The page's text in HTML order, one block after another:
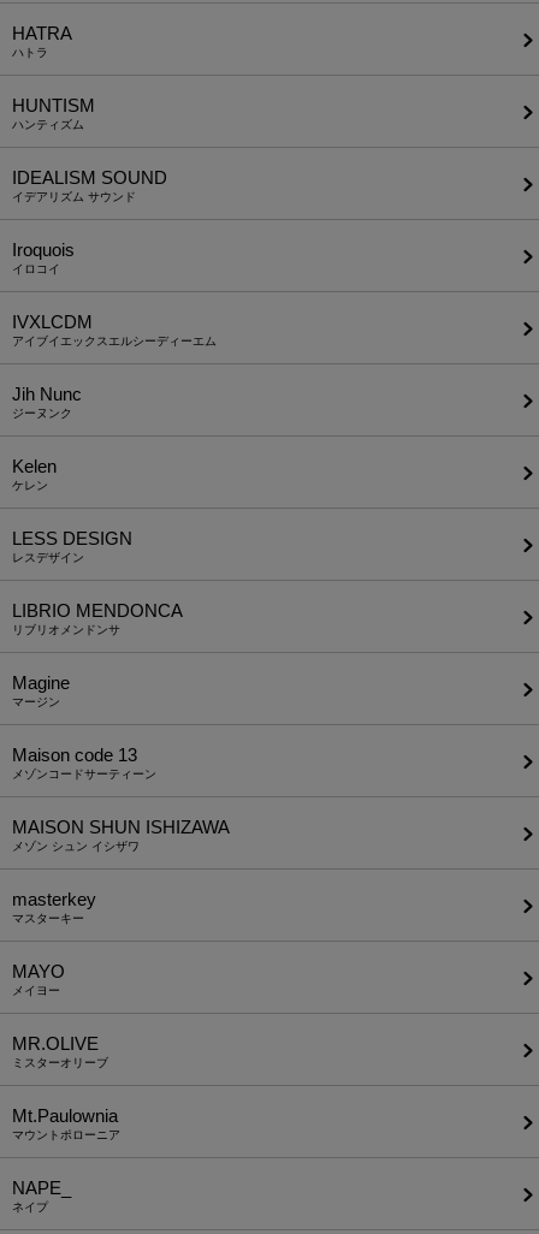
HATRA
ハトラ
HUNTISM
ハンティズム
IDEALISM SOUND
イデアリズム サウンド
Iroquois
イロコイ
IVXLCDM
アイブイエックスエルシーディーエム
Jih Nunc
ジーヌンク
Kelen
ケレン
LESS DESIGN
レスデザイン
LIBRIO MENDONCA
リブリオメンドンサ
Magine
マージン
Maison code 13
メゾンコードサーティーン
MAISON SHUN ISHIZAWA
メゾン シュン イシザワ
masterkey
マスターキー
MAYO
メイヨー
MR.OLIVE
ミスターオリーブ
Mt.Paulownia
マウントポローニア
NAPE_
ネイプ